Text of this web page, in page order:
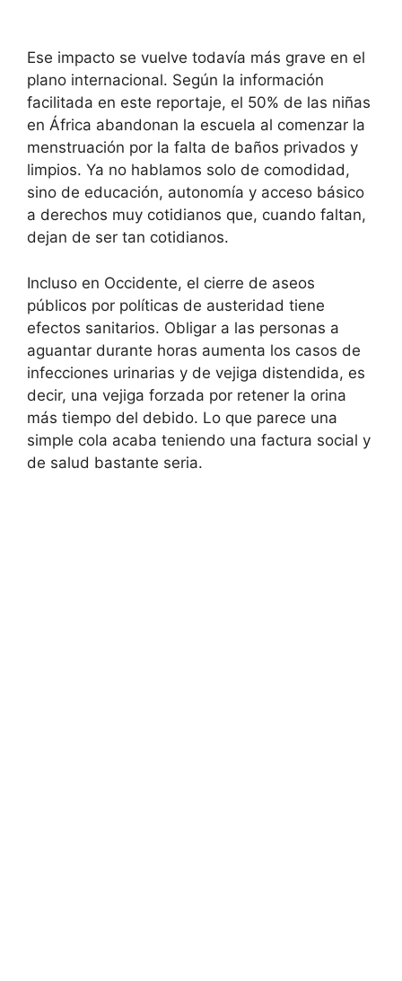
Ese impacto se vuelve todavía más grave en el
plano internacional. Según la información
facilitada en este reportaje, el 50% de las niñas
en África abandonan la escuela al comenzar la
menstruación por la falta de baños privados y
limpios. Ya no hablamos solo de comodidad,
sino de educación, autonomía y acceso básico
a derechos muy cotidianos que, cuando faltan,
dejan de ser tan cotidianos.
Incluso en Occidente, el cierre de aseos
públicos por políticas de austeridad tiene
efectos sanitarios. Obligar a las personas a
aguantar durante horas aumenta los casos de
infecciones urinarias y de vejiga distendida, es
decir, una vejiga forzada por retener la orina
más tiempo del debido. Lo que parece una
simple cola acaba teniendo una factura social y
de salud bastante seria.